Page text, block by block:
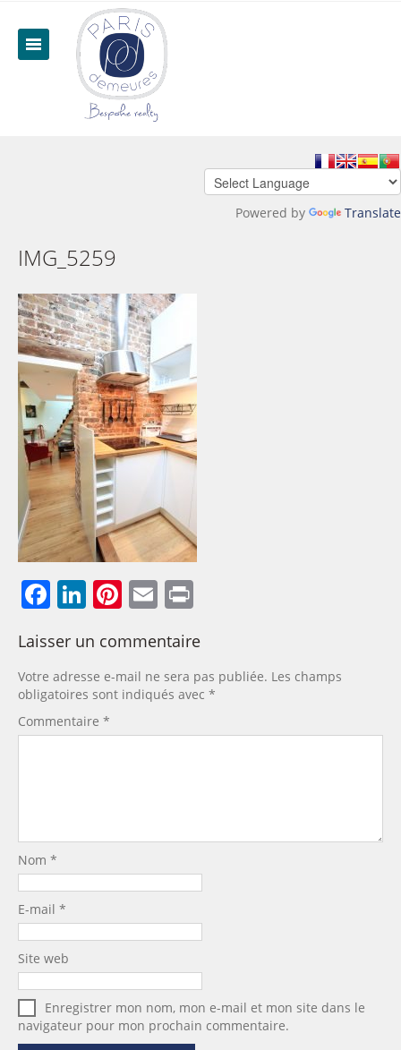
Powered by Translate
IMG_5259
Facebook
LinkedIn
Pinterest
Email
Laisser un commentaire
Votre adresse e-mail ne sera pas publiée. Les champs
obligatoires sont indiqués avec *
Commentaire *
Nom *
E-mail *
Site web
Enregistrer mon nom, mon e-mail et mon site dans le
navigateur pour mon prochain commentaire.